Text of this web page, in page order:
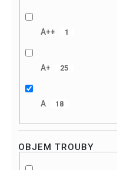
A++ 1
A+ 25
A 18
OBJEM TROUBY